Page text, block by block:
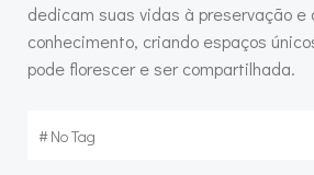
dedicam suas vidas à preservação e
conhecimento, criando espaços
pode florescer e ser compartilhada.
#No Tag